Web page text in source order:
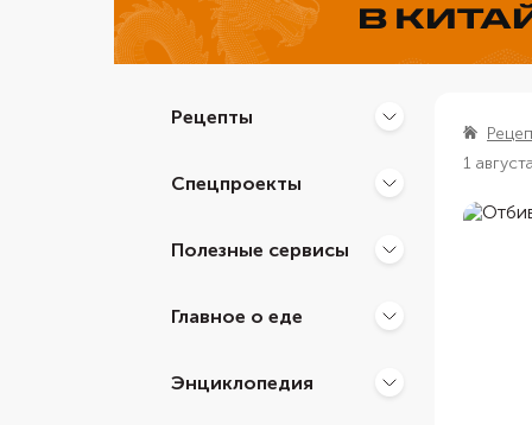
Рецепты
Спецпроекты
Полезные сервисы
Главное о еде
Энциклопедия
1